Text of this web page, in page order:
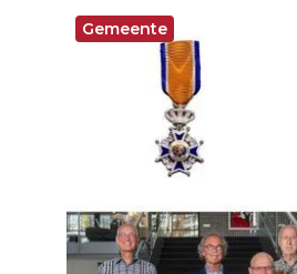
Gemeente